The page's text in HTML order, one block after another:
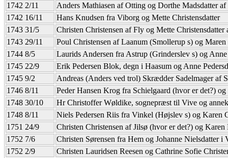
1742 2/11
Anders Mathiasen af Otting og Dorthe Madsdatter
1742 16/11
Hans Knudsen fra Viborg og Mette Christensdatter
1743 31/5
Christen Christensen af Fly og Mette Christensdatter
1743 29/11
Poul Christensen af Laanum (Smollerup s) og Maren
1744 8/5
Laurids Andersen fra Astrup (Grinderslev s) og
1745 22/9
Erik Pedersen Blok, degn i Haasum og Anne
1745 9/2
Andreas (Anders ved trol) Skrædder Sadelmager af
1746 8/11
Peder Hansen Krog fra Schielgaard (hvor er det?)
1748 30/10
Hr Christoffer Wøldike, sognepræst til Vive og
1748 8/11
Niels Pedersen Riis fra Vinkel (Højslev s) og Karen
1751 24/9
Christen Christensen af Jilsø (hvor er det?) og Karen
1752 7/6
Christen Sørensen fra Hem og Johanne Nielsdatter i
1752 2/9
Christen Lauridsen Reesen og Cathrine Sofie